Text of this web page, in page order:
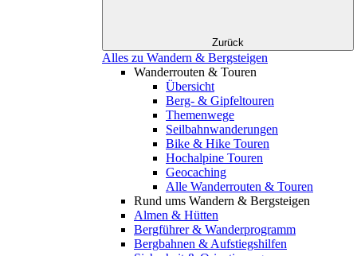
Zurück
Alles zu Wandern & Bergsteigen
Wanderrouten & Touren
Übersicht
Berg- & Gipfeltouren
Themenwege
Seilbahnwanderungen
Bike & Hike Touren
Hochalpine Touren
Geocaching
Alle Wanderrouten & Touren
Rund ums Wandern & Bergsteigen
Almen & Hütten
Bergführer & Wanderprogramm
Bergbahnen & Aufstiegshilfen